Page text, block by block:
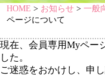
HOME > お知らせ >一般
ページについて
現在、会員専用Myペー
した。
ご迷惑をおかけし、申